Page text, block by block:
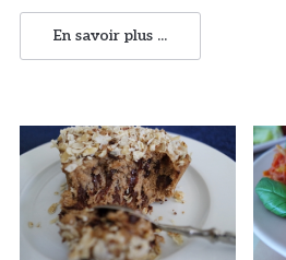
En savoir plus ...